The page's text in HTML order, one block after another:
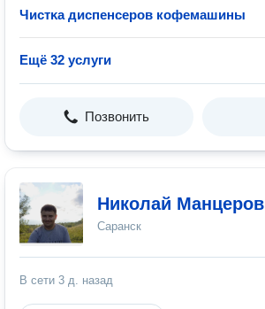
Чистĸа диспенсеров кофемашины
Ещё 32 услуги
Позвонить
Николай Манцеров
Саранск
В сети 3 д. назад